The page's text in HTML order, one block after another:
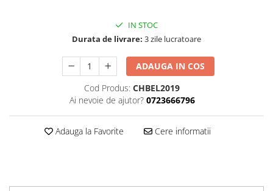
IN STOC
Durata de livrare: 3 zile lucratoare
ADAUGA IN COS
Cod Produs: CHBEL2019
Ai nevoie de ajutor? 0723666796
Adauga la Favorite Cere informatii